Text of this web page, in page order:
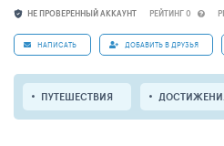
НЕ ПРОВЕРЕННЫЙ АККАУНТ РЕЙТИНГ 0
НАПИСАТЬ ДОБАВИТЬ В ДРУЗЬЯ
ПУТЕШЕСТВИЯ